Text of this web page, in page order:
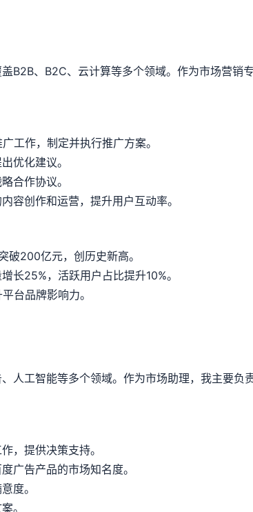
B2B、B2C、云计算等多个领域。作为市场营销
工作，制定并执行推广方案。
优化建议。
合作协议。
容创作和运营，提升用户互动率。
破200亿元，创历史新高。
长25%，活跃用户占比提升10%。
台品牌影响力。
人工智能等多个领域。作为市场助理，我主要负
，提供决策支持。
广告产品的市场知名度。
度。
。